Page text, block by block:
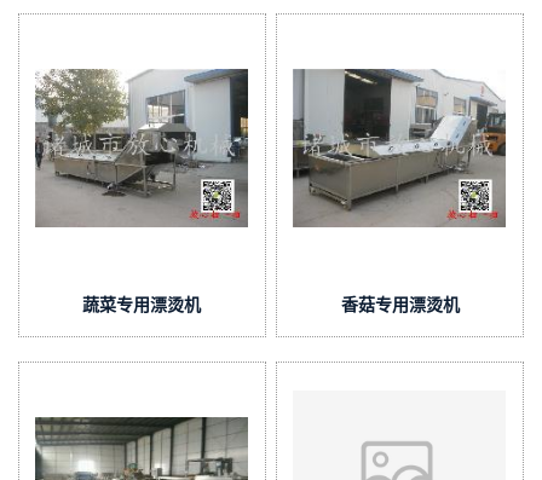
蔬菜专用漂烫机 香菇专用漂烫机